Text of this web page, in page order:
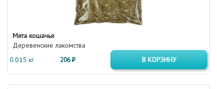
Мята кошачья
Деревенские лакомства
0.015 кг
206 ₽ В КОРЗИНУ